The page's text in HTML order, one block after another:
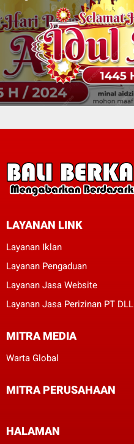
LAYANAN LINK
Layanan Iklan
Layanan Pengaduan
Layanan Jasa Website
Layanan Jasa Perizinan PT DLL
MITRA MEDIA
Warta Global
MITRA PERUSAHAAN
HALAMAN